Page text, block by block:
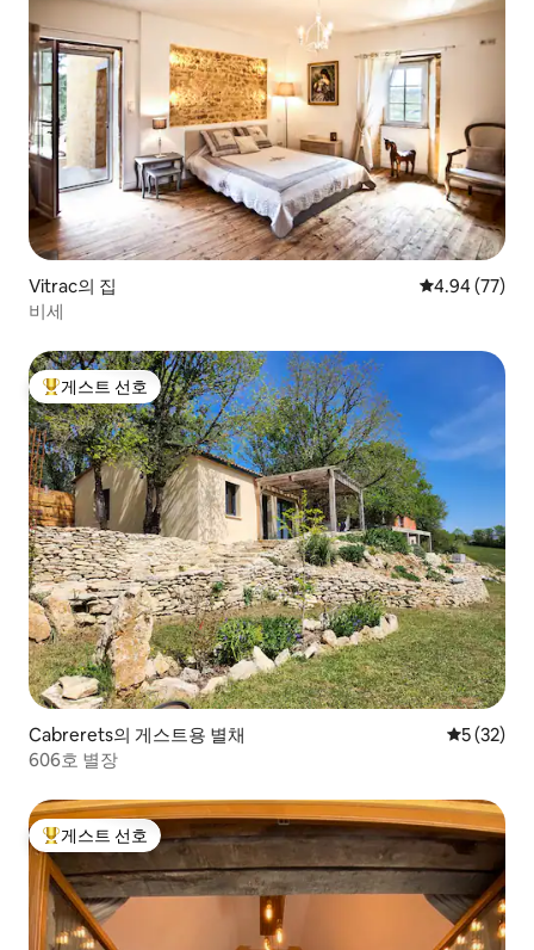
Vitrac의 집 평점 4.94점(5
4.94 (77)
비세
상위 게스트 선호
게스트 선호
Cabrerets의 게스트용 별채 평점 5점
5 (32)
606호 별장
상위 게스트 선호
게스트 선호